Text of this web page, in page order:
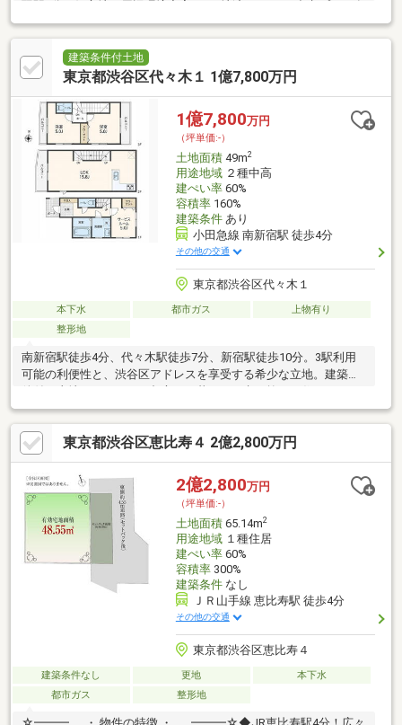
… 建物イメージがしやすく検討も安心・整形地 … ゆとりある住ま
いが実現可能・仕様・間取り相談可 … ライフスタイルに合わせた
設計対応『 ロケーション 』・複数駅・複数路線利用可 … 通勤・
通学もスムーズ・都心へ軽快アクセス … 暮らしの幅が広がる立地
可能＝＝＝＝＝＝＝＝＝＝＝＝＝＝＝＝＝＝＝＝＝＝＝
建築条件付土地
東京都渋谷区代々木１ 1億7,800万円
1億7,800万円
（坪単価:-）
土地面積49m2
用途地域２種中高
建ぺい率60%
容積率160%
建築条件あり
小田急線 南新宿駅 徒歩4分
その他の交通
東京都渋谷区代々木１
本下水 都市ガス
上物有り
整形地
南新宿駅徒歩4分、代々木駅徒歩7分、新宿駅徒歩10分。3駅利用
可能の利便性と、渋谷区アドレスを享受する希少な立地。建築条
提案いたします。
東京都渋谷区恵比寿４ 2億2,800万円
2億2,800万円
（坪単価:-）
土地面積65.14m2
用途地域１種住居
建ぺい率60%
容積率300%
建築条件なし
ＪＲ山手線 恵比寿駅 徒歩4分
その他の交通
東京都渋谷区恵比寿４
建築条件なし 更地
本下水
都市ガス
整形地